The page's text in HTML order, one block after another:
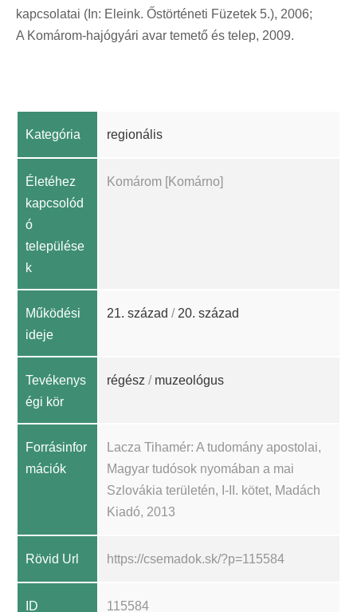
kapcsolatai (In: Eleink. Őstörténeti Füzetek 5.), 2006;
A Komárom-hajógyári avar temető és telep, 2009.
Kategória regionális
Életéhez
kapcsolód
ó
települése
k
Komárom [Komárno]
Működési
ideje
21. század / 20. század
Tevékenys
égi kör
régész / muzeológus
Forrásinfor
mációk
Lacza Tihamér: A tudomány apostolai,
Magyar tudósok nyomában a mai
Szlovákia területén, I-II. kötet, Madách
Kiadó, 2013
Rövid Url https://csemadok.sk/?p=115584
ID 115584